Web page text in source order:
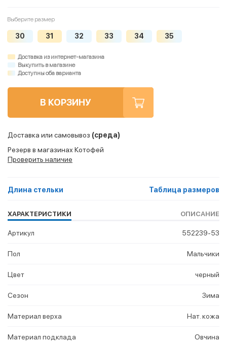
Выберите размер
30 31 32 33 34 35
Доставка из интернет-магазина
Выкупить в магазине
Доступны оба варианта
В КОРЗИНУ
Доставка или самовывоз (среда)
Резерв в магазинах Котофей
Проверить наличие
Длина стельки Таблица размеров
ХАРАКТЕРИСТИКИ ОПИСАНИЕ
Артикул 552239-53
Пол Мальчики
Цвет черный
Сезон Зима
Материал верха Нат. кожа
Материал подклада Овчина